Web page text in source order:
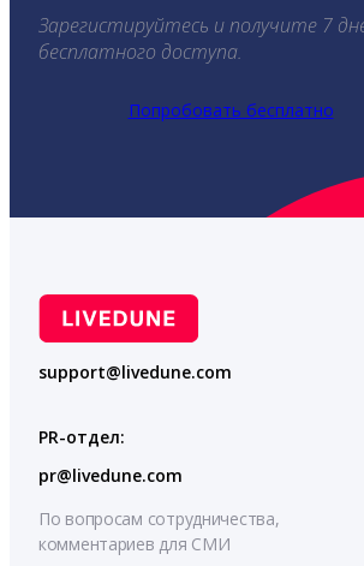
Зарегистируйтесь и получите 7
бесплатного доступа.
Попробовать бесплатно
support@livedune.com
PR-отдел:
pr@livedune.com
По вопросам сотрудничества,
комментариев для СМИ